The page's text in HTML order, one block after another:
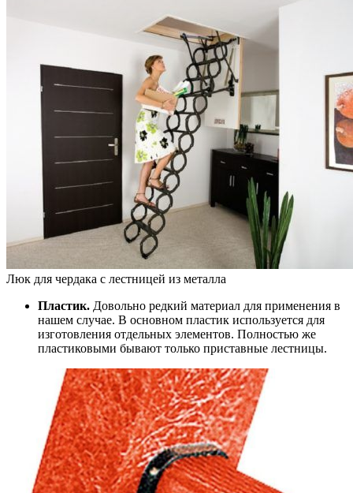
Люк для чердака с лестницей из металла
Пластик. Довольно редкий материал для применения в
нашем случае. В основном пластик используется для
изготовления отдельных элементов. Полностью же
пластиковыми бывают только приставные лестницы.